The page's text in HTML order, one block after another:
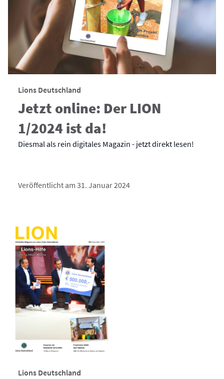
Lions Deutschland
Jetzt online: Der LION
1/2024 ist da!
Diesmal als rein digitales Magazin - jetzt direkt lesen!
Veröffentlicht am 31. Januar 2024
Lions Deutschland